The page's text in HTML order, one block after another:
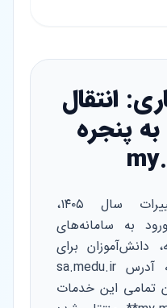
انتقال
از sa.medu.ir به پنجره
یکی از مهم‌ترین تغییرات سال ۱۴۰۵،
به سامانه‌های
برای
شرکت در آزمون باید به آدرس sa.medu.ir
تمامی این خدمات